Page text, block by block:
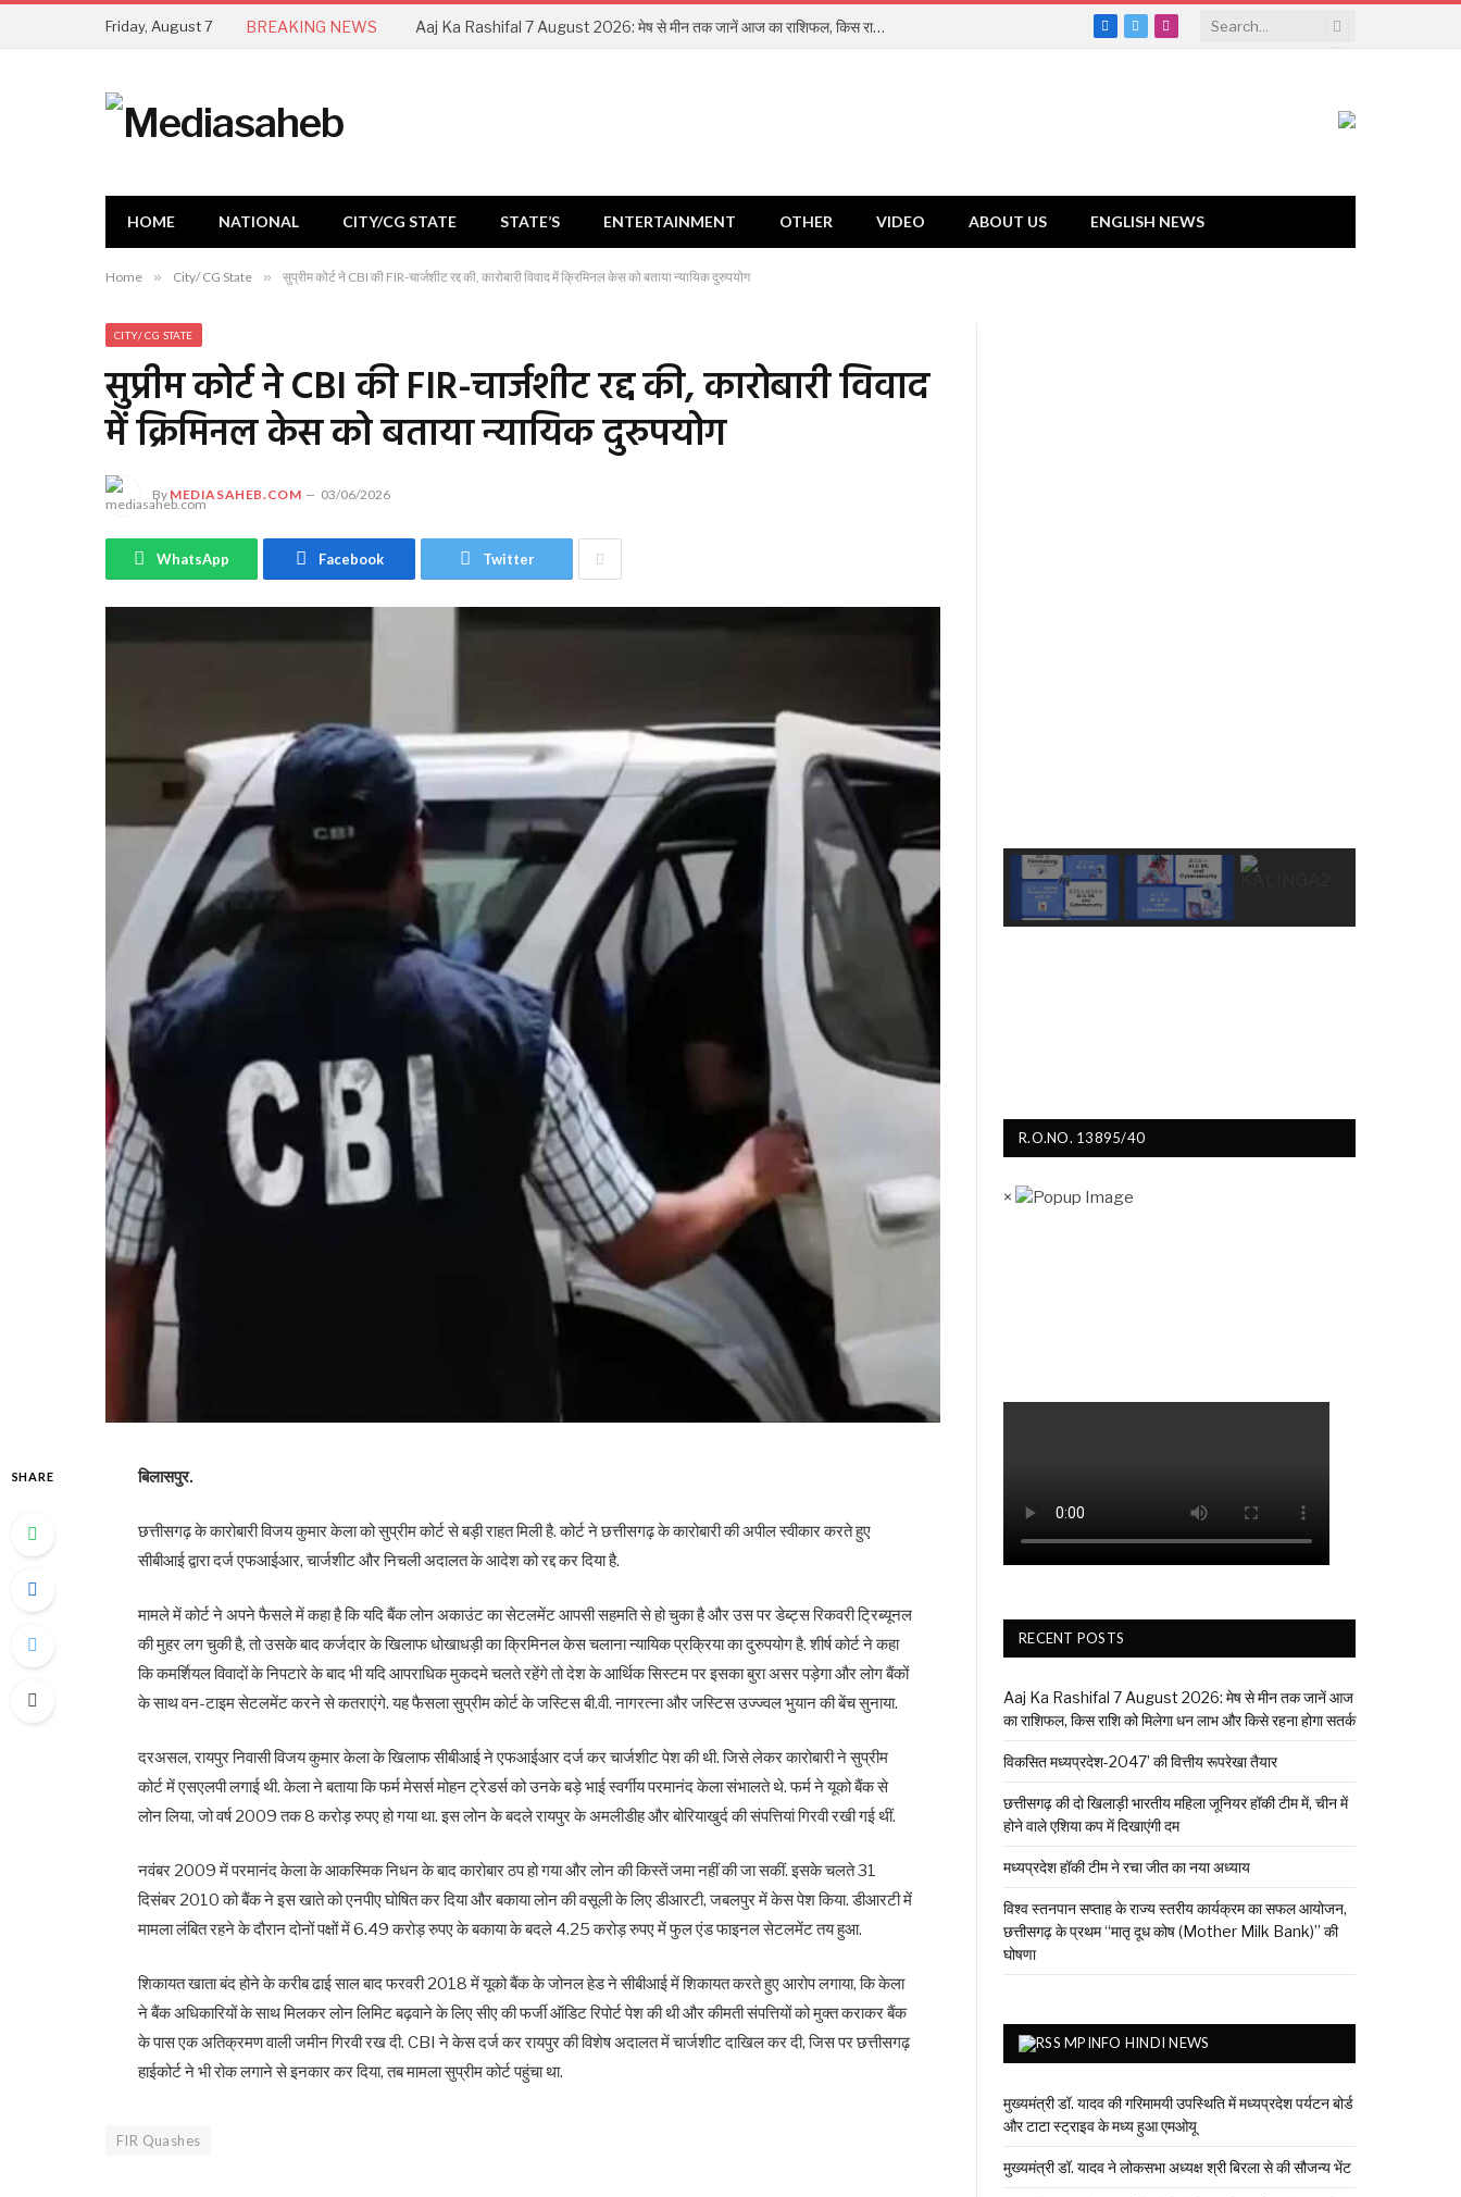
Friday, August 7 BREAKING NEWS Aaj Ka Rashifal 7 August 2026: मेष से मीन तक जानें आज का राशिफल, किस राशि को मिलेगा धन लाभ और किसे रहना होगा सतर्क
Facebook
TwitterInstagram
HOME NATIONAL CITY/CG STATE STATE’S ENTERTAINMENT OTHER VIDEO ABOUT US ENGLISH NEWS
Home » City/ CG State » सुप्रीम कोर्ट ने CBI की FIR-चार्जशीट रद्द की, कारोबारी विवाद में क्रिमिनल केस को बताया न्यायिक दुरुपयोग
CITY/ CG STATE
सुप्रीम कोर्ट ने CBI की FIR-चार्जशीट रद्द की, कारोबारी विवाद
में क्रिमिनल केस को बताया न्यायिक दुरुपयोग
By MEDIASAHEB.COM 03/06/2026
WhatsApp Facebook Twitter
SHARE बिलासपुर.
छत्तीसगढ़ के कारोबारी विजय कुमार केला को सुप्रीम कोर्ट से बड़ी राहत मिली है. कोर्ट ने छत्तीसगढ़ के कारोबारी की अपील स्वीकार करते हुए
सीबीआई द्वारा दर्ज एफआईआर, चार्जशीट और निचली अदालत के आदेश को रद्द कर दिया है.
मामले में कोर्ट ने अपने फैसले में कहा है कि यदि बैंक लोन अकाउंट का सेटलमेंट आपसी सहमति से हो चुका है और उस पर डेब्ट्स रिकवरी ट्रिब्यूनल
की मुहर लग चुकी है, तो उसके बाद कर्जदार के खिलाफ धोखाधड़ी का क्रिमिनल केस चलाना न्यायिक प्रक्रिया का दुरुपयोग है. शीर्ष कोर्ट ने कहा
कि कमर्शियल विवादों के निपटारे के बाद भी यदि आपराधिक मुकदमे चलते रहेंगे तो देश के आर्थिक सिस्टम पर इसका बुरा असर पड़ेगा और लोग बैंकों
के साथ वन-टाइम सेटलमेंट करने से कतराएंगे. यह फैसला सुप्रीम कोर्ट के जस्टिस बी.वी. नागरत्ना और जस्टिस उज्ज्वल भुयान की बेंच सुनाया.
दरअसल, रायपुर निवासी विजय कुमार केला के खिलाफ सीबीआई ने एफआईआर दर्ज कर चार्जशीट पेश की थी. जिसे लेकर कारोबारी ने सुप्रीम
कोर्ट में एसएलपी लगाई थी. केला ने बताया कि फर्म मेसर्स मोहन ट्रेडर्स को उनके बड़े भाई स्वर्गीय परमानंद केला संभालते थे. फर्म ने यूको बैंक से
लोन लिया, जो वर्ष 2009 तक 8 करोड़ रुपए हो गया था. इस लोन के बदले रायपुर के अमलीडीह और बोरियाखुर्द की संपत्तियां गिरवी रखी गई थीं.
नवंबर 2009 में परमानंद केला के आकस्मिक निधन के बाद कारोबार ठप हो गया और लोन की किस्तें जमा नहीं की जा सकीं. इसके चलते 31
दिसंबर 2010 को बैंक ने इस खाते को एनपीए घोषित कर दिया और बकाया लोन की वसूली के लिए डीआरटी, जबलपुर में केस पेश किया. डीआरटी में
मामला लंबित रहने के दौरान दोनों पक्षों में 6.49 करोड़ रुपए के बकाया के बदले 4.25 करोड़ रुपए में फुल एंड फाइनल सेटलमेंट तय हुआ.
शिकायत खाता बंद होने के करीब ढाई साल बाद फरवरी 2018 में यूको बैंक के जोनल हेड ने सीबीआई में शिकायत करते हुए आरोप लगाया, कि केला
ने बैंक अधिकारियों के साथ मिलकर लोन लिमिट बढ़वाने के लिए सीए की फर्जी ऑडिट रिपोर्ट पेश की थी और कीमती संपत्तियों को मुक्त कराकर बैंक
के पास एक अतिक्रमण वाली जमीन गिरवी रख दी. CBI ने केस दर्ज कर रायपुर की विशेष अदालत में चार्जशीट दाखिल कर दी, जिस पर छत्तीसगढ़
हाईकोर्ट ने भी रोक लगाने से इनकार कर दिया, तब मामला सुप्रीम कोर्ट पहुंचा था.
FIR Quashes
R.O.NO. 13895/40
×
RECENT POSTS
Aaj Ka Rashifal 7 August 2026: मेष से मीन तक जानें आज
का राशिफल, किस राशि को मिलेगा धन लाभ और किसे रहना होगा सतर्क
विकसित मध्यप्रदेश-2047’ की वित्तीय रूपरेखा तैयार
छत्तीसगढ़ की दो खिलाड़ी भारतीय महिला जूनियर हॉकी टीम में, चीन में
होने वाले एशिया कप में दिखाएंगी दम
मध्यप्रदेश हॉकी टीम ने रचा जीत का नया अध्याय
विश्व स्तनपान सप्ताह के राज्य स्तरीय कार्यक्रम का सफल आयोजन,
छत्तीसगढ़ के प्रथम “मातृ दूध कोष (Mother Milk Bank)” की
घोषणा
MPINFO HINDI NEWS
मुख्यमंत्री डॉ. यादव की गरिमामयी उपस्थिति में मध्यप्रदेश पर्यटन बोर्ड
और टाटा स्ट्राइव के मध्य हुआ एमओयू
मुख्यमंत्री डॉ. यादव ने लोकसभा अध्यक्ष श्री बिरला से की सौजन्य भेंट